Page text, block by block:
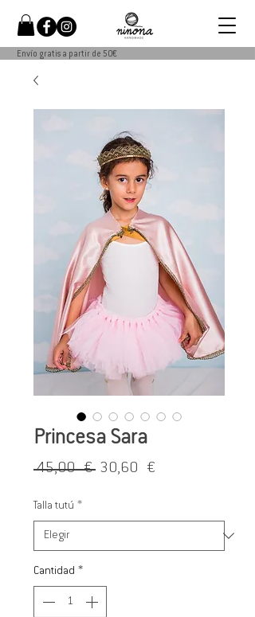
Envío gratis a partir de 50€
Princesa Sara
45,00 € Precio
30,60 €
Talla tutú *
Cantidad *